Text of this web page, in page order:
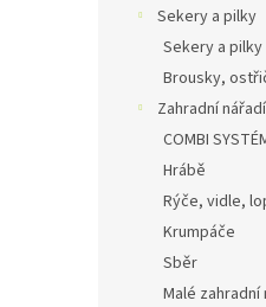
Sekery a pilky
Sekery a pilky
Brousky,
Zahradní nářadí
COMBI
Hrábě
Rýče, vidle,
Krumpáče
Sběr
Malé zahradní